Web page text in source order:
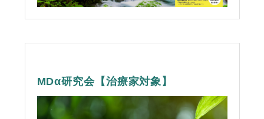
MDα研究会【治療家対象】